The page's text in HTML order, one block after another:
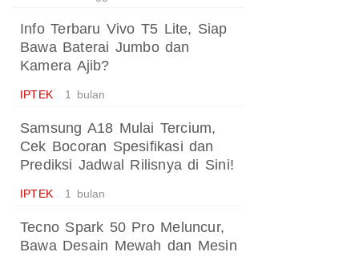
Info Terbaru Vivo T5 Lite, Siap
Bawa Baterai Jumbo dan
Kamera Ajib?
IPTEK 1 bulan
Samsung A18 Mulai Tercium,
Cek Bocoran Spesifikasi dan
Prediksi Jadwal Rilisnya di Sini!
IPTEK 1 bulan
Tecno Spark 50 Pro Meluncur,
Bawa Desain Mewah dan Mesin